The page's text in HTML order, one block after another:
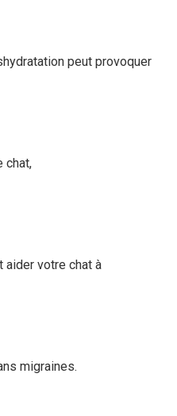
peut provoquer
chat,
aider votre chat à
migraines.